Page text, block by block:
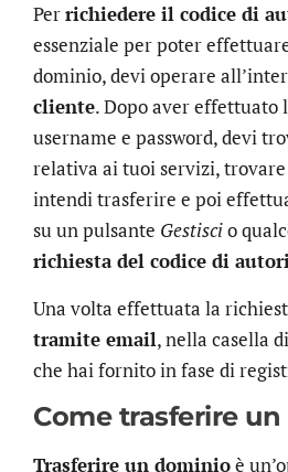
Perrichiedere il codice di
essenziale per poter
dominio, devi operare
cliente. Dopo aver effettuato
username e password, devi
relativa ai tuoi servizi,
intendi trasferire e poi
su un pulsante Gestiscio
richiesta del codice di
Una volta effettuata la
tramite email, nella casella
che hai fornito in fase di
Come trasferire
Trasferire un dominioè